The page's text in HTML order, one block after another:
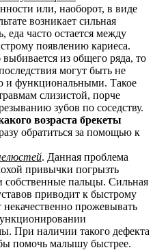
или, наоборот, в виде
возникает сильная
еда часто остается между
появлению кариеса.
из общего ряда, то
могут быть не
и функциональными. Такое
слизистой, порче
зубов по соседству.
возраста брекеты
обратиться за помощью к
. Данная проблема
привычки погрызть
собственные пальцы. Сильная
приводит к быстрому
некачественно прожевывать
При наличии такого дефекта
помочь малышу быстрее.